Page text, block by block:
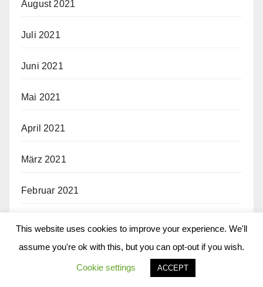
August 2021
Juli 2021
Juni 2021
Mai 2021
April 2021
März 2021
Februar 2021
Dezember 2020
This website uses cookies to improve your experience. We'll
assume you're ok with this, but you can opt-out if you wish.
Cookie settings ACCEPT